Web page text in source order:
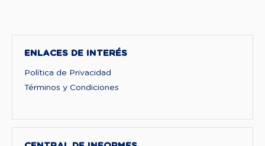
ENLACES DE INTERÉS
Política de Privacidad
Términos y Condiciones